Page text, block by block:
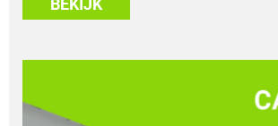
BEKIJK